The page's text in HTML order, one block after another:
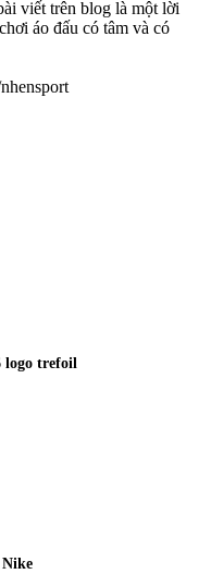
viết trên blog là một lời
áo đấu có tâm và có
logo trefoil